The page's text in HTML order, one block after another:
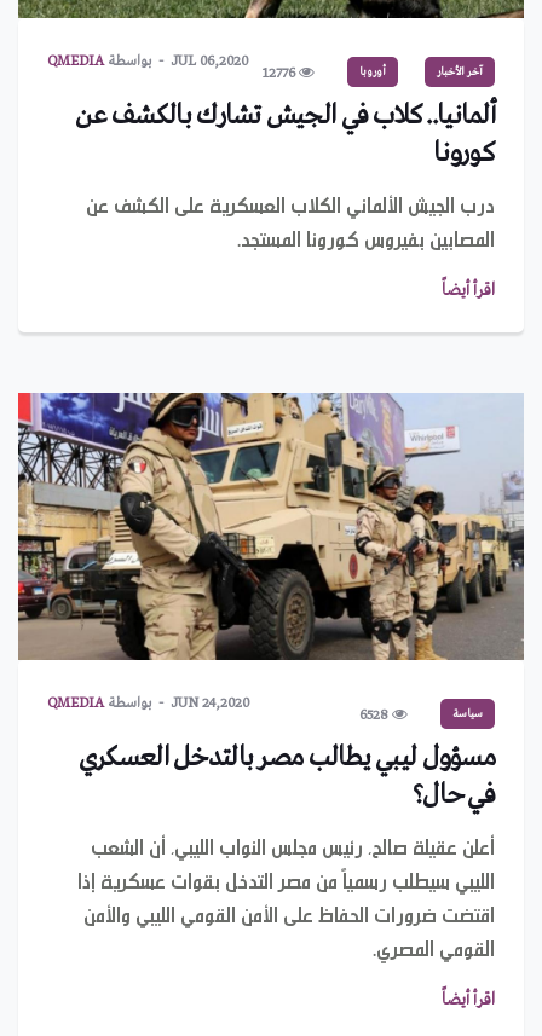
آخر الأخبار أوروبا 12776
JUL 06,2020 بواسطةQMEDIA
ألمانيا.. كلاب في الجيش تشارك بالكشف عن
كورونا
درب الجيش الألماني الكلاب العسكرية على الكشف عن
المصابين بفيروس كورونا المستجد.
اقرأ أيضاً
سياسة 6528
JUN 24,2020 بواسطةQMEDIA
مسؤول ليبي يطالب مصر بالتدخل العسكري
في حال؟
أعلن عقيلة صالح، رئيس مجلس النواب الليبي، أن الشعب
الليبي سيطلب رسمياً من مصر التدخل بقوات عسكرية إذا
اقتضت ضرورات الحفاظ على الأمن القومي الليبي والأمن
القومي المصري.
اقرأ أيضاً